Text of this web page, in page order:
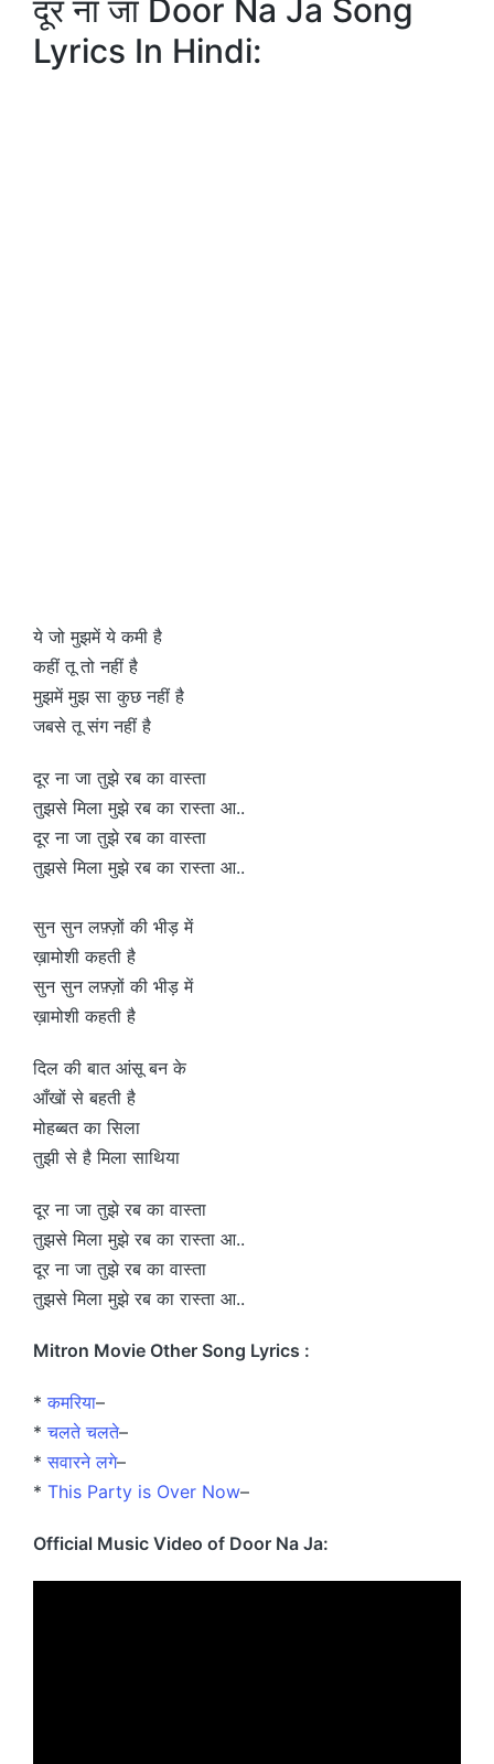
दूर ना जा Door Na Ja Song
Lyrics In Hindi:
ये जो मुझमें ये कमी है
कहीं तू तो नहीं है
मुझमें मुझ सा कुछ नहीं है
जबसे तू संग नहीं है
दूर ना जा तुझे रब का वास्ता
तुझसे मिला मुझे रब का रास्ता आ..
दूर ना जा तुझे रब का वास्ता
तुझसे मिला मुझे रब का रास्ता आ..
सुन सुन लफ़्ज़ों की भीड़ में
ख़ामोशी कहती है
सुन सुन लफ़्ज़ों की भीड़ में
ख़ामोशी कहती है
दिल की बात आंसू बन के
आँखों से बहती है
मोहब्बत का सिला
तुझी से है मिला साथिया
दूर ना जा तुझे रब का वास्ता
तुझसे मिला मुझे रब का रास्ता आ..
दूर ना जा तुझे रब का वास्ता
तुझसे मिला मुझे रब का रास्ता आ..
Mitron Movie Other Song Lyrics :
*कमरिया–
*चलते चलते–
*सवारने लगे–
* This Party is Over Now–
Official Music Video of Door Na Ja: